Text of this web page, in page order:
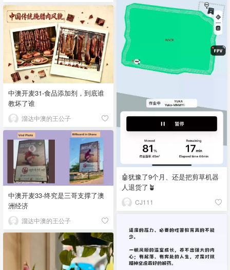
🤖犹豫了9个月、还是把剪草机器
人退货了🪴
CJ111
中澳开麦31-食品添加剂，到底谁
教坏了谁
溜达中澳的王公子
中澳开麦33-终究是三哥支撑了澳
洲经济
溜达中澳的王公子